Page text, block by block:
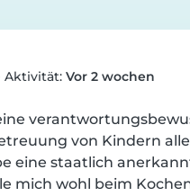
Aktivität: Vor 2 wochen
von Kindern
eine staatlich
mich wohl beim